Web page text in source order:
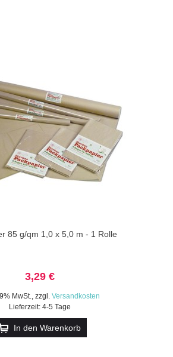
85 g/qm 1,0 x 5,0 m - 1 Rolle
3,29 €
MwSt., zzgl. Versandkosten
Lieferzeit: 4-5 Tage
In den Warenkorb